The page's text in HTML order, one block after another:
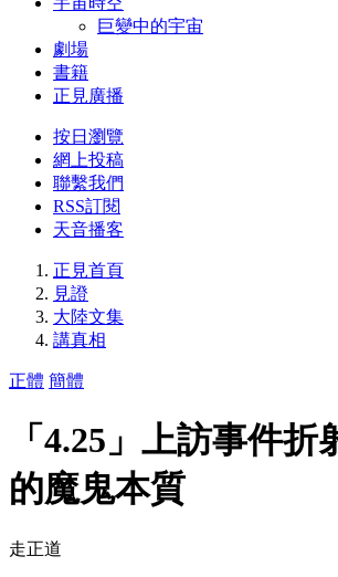
巨變中的宇宙
劇場
書籍
正見廣播
按日瀏覽
網上投稿
聯繫我們
RSS訂閱
天音播客
正見首頁
見證
大陸文集
講真相
正體 簡體
「4.25」上訪事件折
的魔鬼本質
走正道